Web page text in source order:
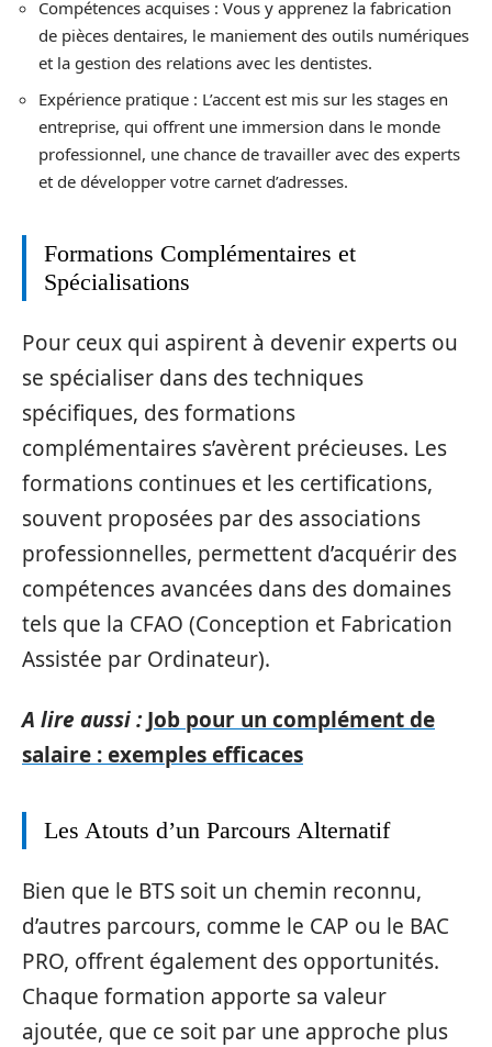
Compétences acquises : Vous y apprenez la fabrication
de pièces dentaires, le maniement des outils numériques
et la gestion des relations avec les dentistes.
Expérience pratique : L’accent est mis sur les stages en
entreprise, qui offrent une immersion dans le monde
professionnel, une chance de travailler avec des experts
et de développer votre carnet d’adresses.
Formations Complémentaires et
Spécialisations
Pour ceux qui aspirent à devenir experts ou
se spécialiser dans des techniques
spécifiques, des formations
complémentaires s’avèrent précieuses. Les
formations continues et les certifications,
souvent proposées par des associations
professionnelles, permettent d’acquérir des
compétences avancées dans des domaines
tels que la CFAO (Conception et Fabrication
Assistée par Ordinateur).
A lire aussi : Job pour un complément de
salaire : exemples efficaces
Les Atouts d’un Parcours Alternatif
Bien que le BTS soit un chemin reconnu,
d’autres parcours, comme le CAP ou le BAC
PRO, offrent également des opportunités.
Chaque formation apporte sa valeur
ajoutée, que ce soit par une approche plus